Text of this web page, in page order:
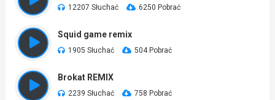
12207 Słuchać 6250 Pobrać
Squid game remix
1905 Słuchać 504 Pobrać
Brokat REMIX
2239 Słuchać 758 Pobrać